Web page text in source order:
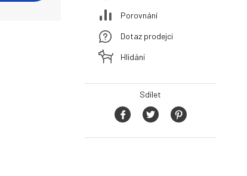
Porovnání
Dotaz prodejci
Hlídání
Sdílet